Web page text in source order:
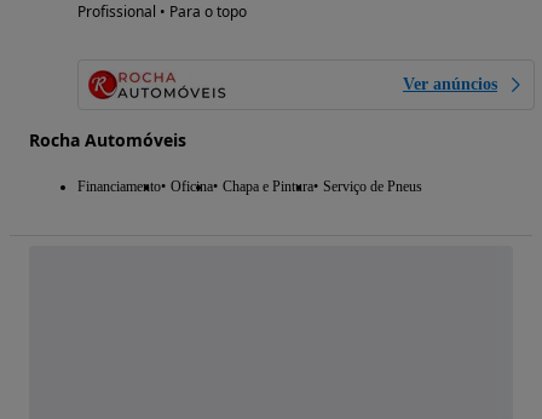
Profissional • Para o topo
Ver anúncios
Rocha Automóveis
Financiamento Oficina Chapa e Pintura Serviço de Pneus